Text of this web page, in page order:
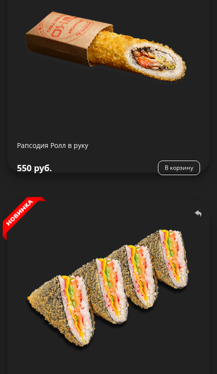
Рапсодия Ролл в руку
550 руб. В корзину
Рис, нори, угорь, креветка, филе лосося, огурец,
сливочный сыр, соус Соевый, кляр, сухари
панировочные
Состав:
Рис, нори, сыр Чеддер, икра Масаго, лосось, салат
Айсберг,кляр, сухари панировочные